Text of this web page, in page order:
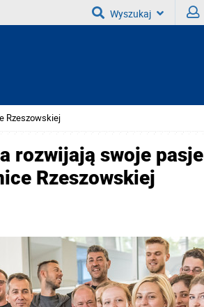
Wyszukaj
Rzeszowskiej
rozwijają swoje pasje
Rzeszowskiej